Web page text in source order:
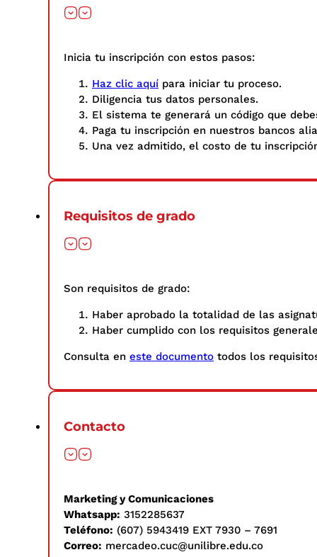
Inicia tu inscripción con estos pasos: ​
Haz clic aquí para iniciar tu proceso.
Diligencia tus datos personales.​
El sistema te generará un código que
Paga tu inscripción en nuestros bancos
Una vez admitido, el costo de tu
Requisitos de grado
Son requisitos de grado:
Haber aprobado la totalidad de las
Haber cumplido con los requisitos
Consulta en este documento todos los
Contacto
Marketing y Comunicaciones
Whatsapp: 3152285637
Teléfono: (607) 5943419 EXT 7930 – 7691
Correo: mercadeo.cuc@unilibre.edu.co